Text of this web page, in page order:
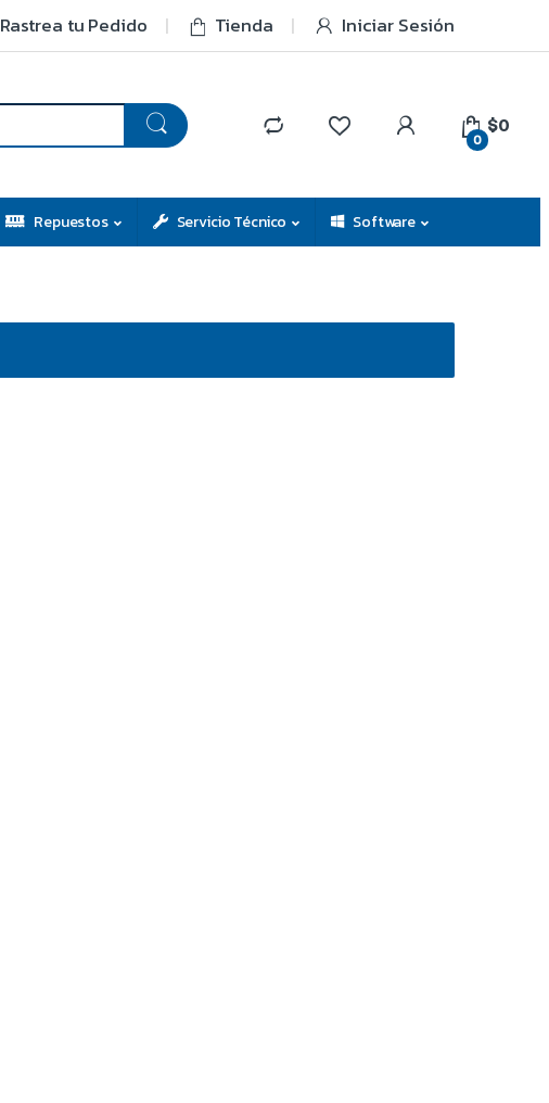
Rastrea tu Pedido Tienda Iniciar Sesión
0
$0
Repuestos Servicio Técnico Software